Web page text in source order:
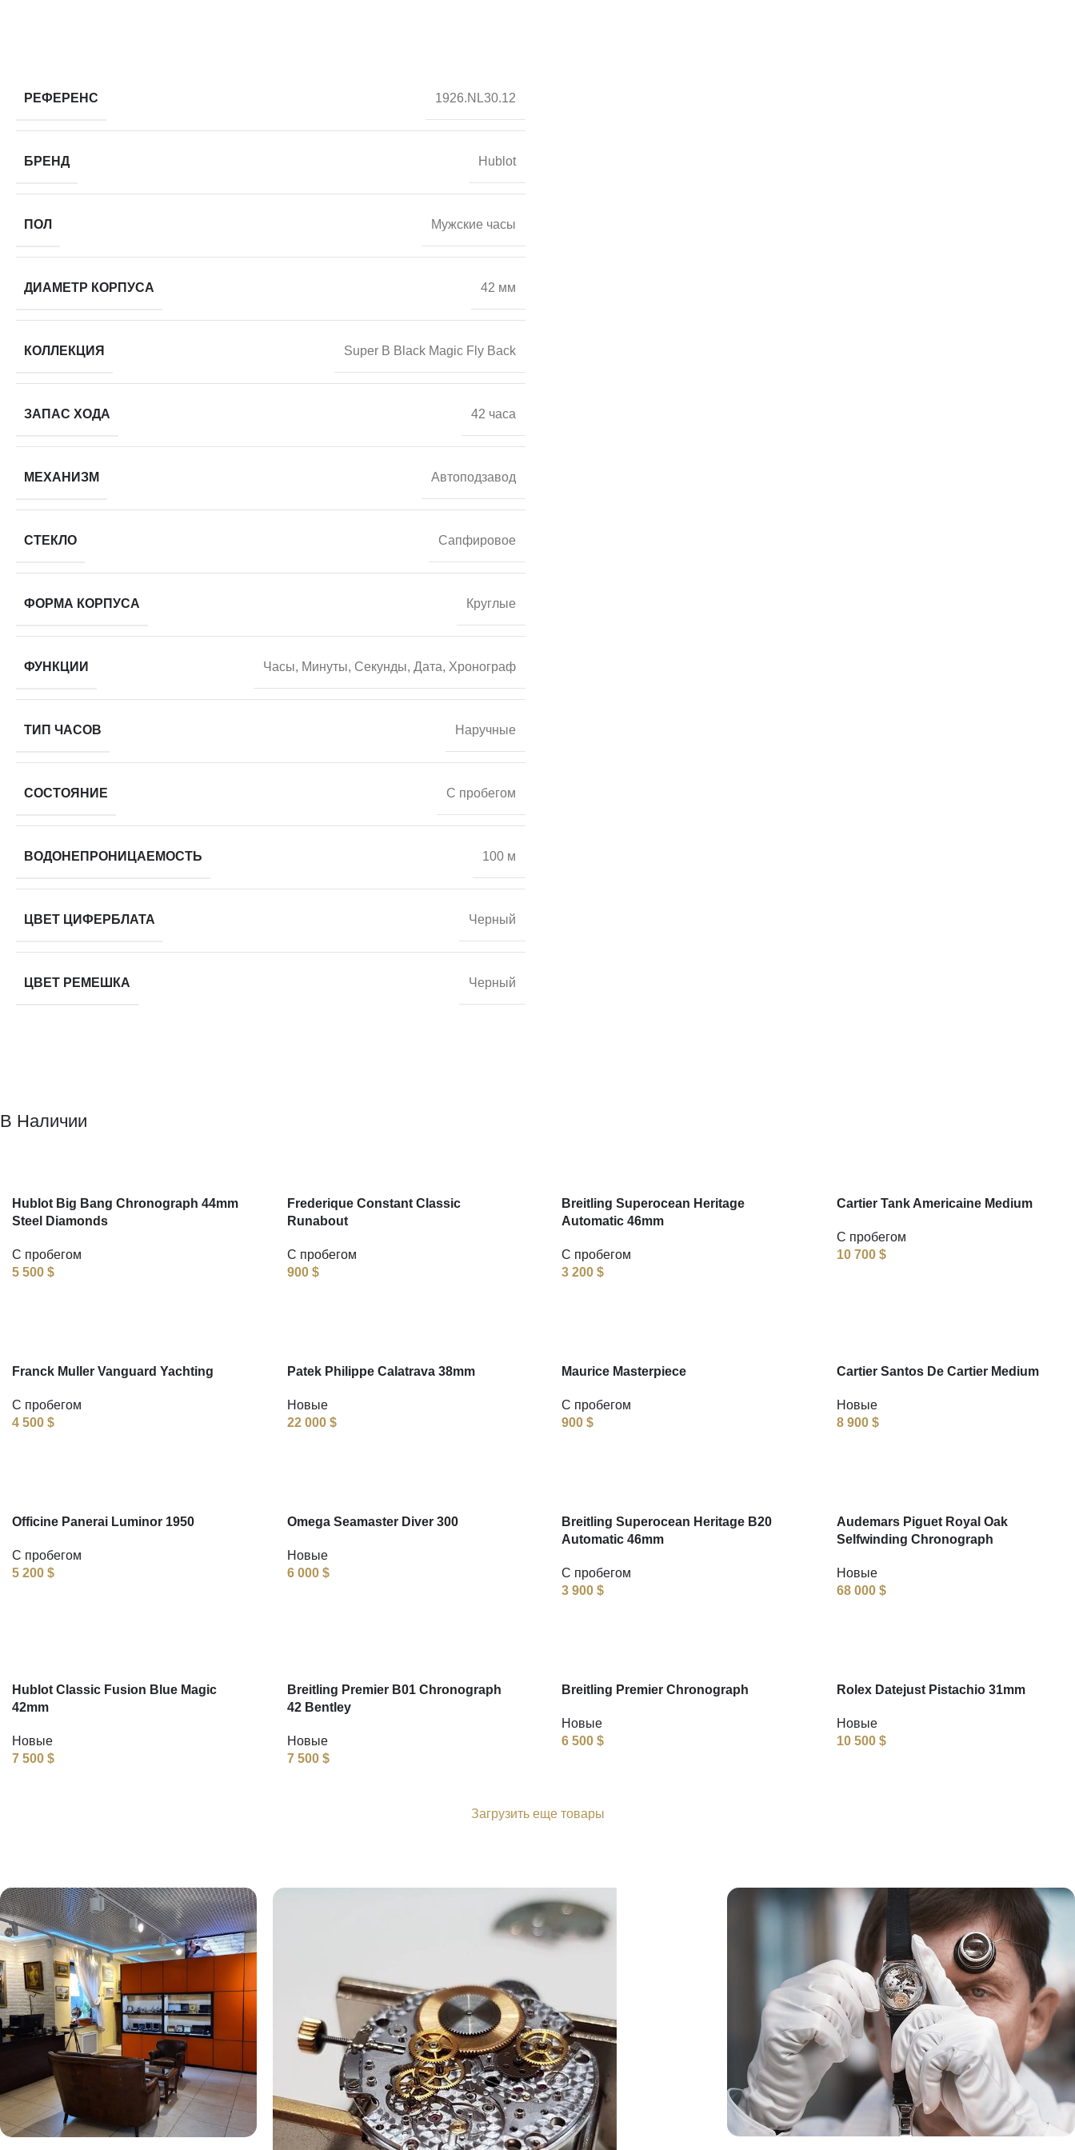
РЕФЕРЕНС 1926.NL30.12
БРЕНД Hublot
ПОЛ Мужские часы
ДИАМЕТР КОРПУСА 42 мм
КОЛЛЕКЦИЯ Super B Black Magic Fly Back
ЗАПАС ХОДА 42 часа
МЕХАНИЗМ Автоподзавод
СТЕКЛО Сапфировое
ФОРМА КОРПУСА Круглые
ФУНКЦИИ Часы, Минуты, Секунды, Дата, Хронограф
ТИП ЧАСОВ Наручные
СОСТОЯНИЕ С пробегом
ВОДОНЕПРОНИЦАЕМОСТЬ 100 м
ЦВЕТ ЦИФЕРБЛАТА Черный
ЦВЕТ РЕМЕШКА Черный
В Наличии
Hublot Big Bang Chronograph 44mm
Steel Diamonds
С пробегом
5 500 $
Frederique Constant Classic
Runabout
С пробегом
900 $
Breitling Superocean Heritage
Automatic 46mm
С пробегом
3 200 $
Cartier Tank Americaine Medium
С пробегом
10 700 $
Franck Muller Vanguard Yachting
С пробегом
4 500 $
Patek Philippe Calatrava 38mm
Новые
22 000 $
Maurice Masterpiece
С пробегом
900 $
Cartier Santos De Cartier Medium
Новые
8 900 $
Officine Panerai Luminor 1950
С пробегом
5 200 $
Omega Seamaster Diver 300
Новые
6 000 $
Breitling Superocean Heritage B20
Automatic 46mm
С пробегом
3 900 $
Audemars Piguet Royal Oak
Selfwinding Chronograph
Новые
68 000 $
Hublot Classic Fusion Blue Magic
42mm
Новые
7 500 $
Breitling Premier B01 Chronograph
42 Bentley
Новые
7 500 $
Breitling Premier Chronograph
Новые
6 500 $
Rolex Datejust Pistachio 31mm
Новые
10 500 $
Загрузить еще товары